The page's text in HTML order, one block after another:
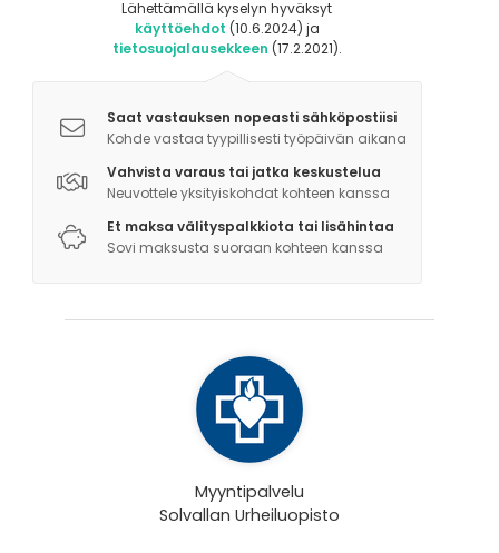
Lähettämällä kyselyn hyväksyt
käyttöehdot (10.6.2024) ja
tietosuojalausekkeen (17.2.2021).
Saat vastauksen nopeasti sähköpostiisi
Kohde vastaa tyypillisesti työpäivän aikana
Vahvista varaus tai jatka keskustelua
Neuvottele yksityiskohdat kohteen kanssa
Et maksa välityspalkkiota tai lisähintaa
Sovi maksusta suoraan kohteen kanssa
Myyntipalvelu
Solvallan Urheiluopisto